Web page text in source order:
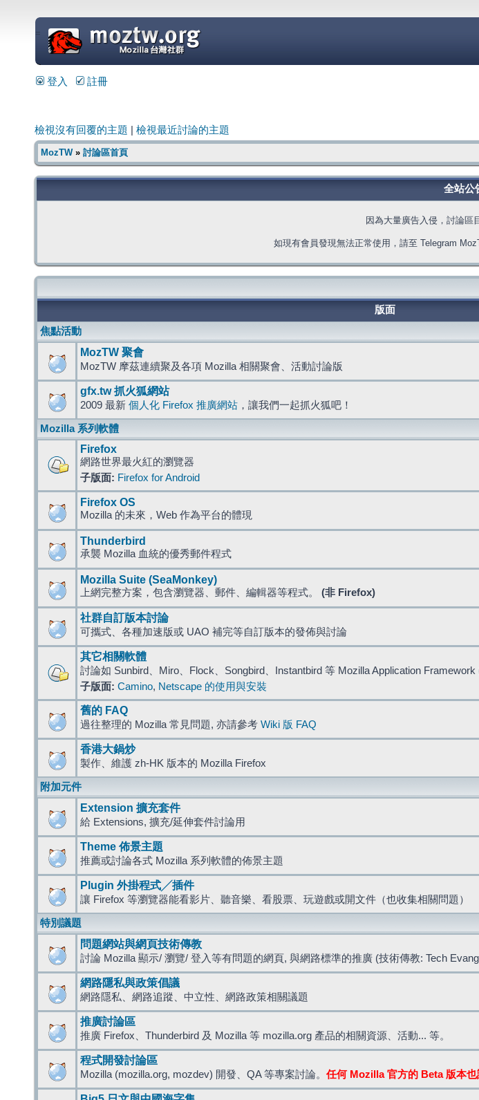
=
登入 註冊
檢視沒有回覆的主題 檢視最近討論的主題
MozTW» 討論區首頁
全站公
因為大量廣告入侵，討論區
如現有會員發現無法正常使用，請至 Telegram
版面
焦點活動
MozTW 聚會
MozTW 摩茲連續聚及各項 Mozilla 相關聚會、活動討論版
gfx.tw 抓火狐網站
2009 最新 個人化 Firefox 推廣網站 ，讓我們一起抓火狐吧！
Mozilla 系列軟體
Firefox
網路世界最火紅的瀏覽器
子版面: Firefox for Android
Firefox OS
Mozilla 的未來，Web 作為平台的體現
Thunderbird
承襲 Mozilla 血統的優秀郵件程式
Mozilla Suite (SeaMonkey)
上網完整方案，包含瀏覽器、郵件、編輯器等程式。 (非 Firefox)
社群自訂版本討論
可攜式、各種加速版或 UAO 補完等自訂版本的發佈與討論
其它相關軟體
討論如 Sunbird、Miro、Flock、Songbird、Instantbird 等 Mozilla Application
子版面: Camino, Netscape 的使用與安裝
舊的 FAQ
過往整理的 Mozilla 常見問題, 亦請參考 Wiki 版 FAQ
香港大鍋炒
製作、維護 zh-HK 版本的 Mozilla Firefox
附加元件
Extension 擴充套件
給 Extensions, 擴充/延伸套件討論用
Theme 佈景主題
推薦或討論各式 Mozilla 系列軟體的佈景主題
Plugin 外掛程式╱插件
讓 Firefox 等瀏覽器能看影片、聽音樂、看股票、玩遊戲或開文件（也收集相關問題）
特別議題
問題網站與網頁技術傳教
討論 Mozilla 顯示/ 瀏覽/ 登入等有問題的網頁, 與網路標準的推廣 (技術傳教: Tech
網路隱私與政策倡議
網路隱私、網路追蹤、中立性、網路政策相關議題
推廣討論區
推廣 Firefox、Thunderbird 及 Mozilla 等 mozilla.org 產品的相關資源、活動... 等。
程式開發討論區
Mozilla (mozilla.org, mozdev) 開發、QA 等專案討論。 任何 Mozilla 官方的 Beta 版本也